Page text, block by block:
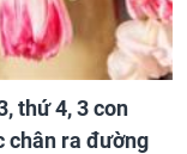
thứ 4, 3 con
chân ra đường